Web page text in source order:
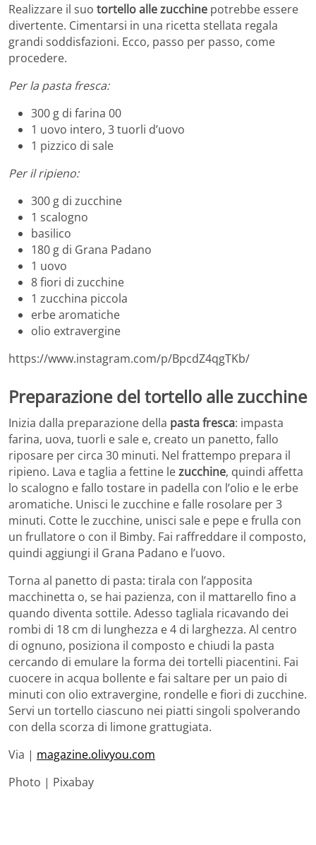
Realizzare il suo tortello alle zucchine potrebbe essere
divertente. Cimentarsi in una ricetta stellata regala
grandi soddisfazioni. Ecco, passo per passo, come
procedere.
Per la pasta fresca:
300 g di farina 00
1 uovo intero, 3 tuorli d’uovo
1 pizzico di sale
Per il ripieno:
300 g di zucchine
1 scalogno
basilico
180 g di Grana Padano
1 uovo
8 fiori di zucchine
1 zucchina piccola
erbe aromatiche
olio extravergine
https://www.instagram.com/p/BpcdZ4qgTKb/
Preparazione del tortello alle zucchine
Inizia dalla preparazione della pasta fresca: impasta
farina, uova, tuorli e sale e, creato un panetto, fallo
riposare per circa 30 minuti. Nel frattempo prepara il
ripieno. Lava e taglia a fettine lezucchine, quindi affetta
lo scalogno e fallo tostare in padella con l’olio e le erbe
aromatiche. Unisci le zucchine e falle rosolare per 3
minuti. Cotte le zucchine, unisci sale e pepe e frulla con
un frullatore o con il Bimby. Fai raffreddare il composto,
quindi aggiungi il Grana Padano e l’uovo.
Torna al panetto di pasta: tirala con l’apposita
macchinetta o, se hai pazienza, con il mattarello fino a
quando diventa sottile. Adesso tagliala ricavando dei
rombi di 18 cm di lunghezza e 4 di larghezza. Al centro
di ognuno, posiziona il composto e chiudi la pasta
cercando di emulare la forma dei tortelli piacentini. Fai
cuocere in acqua bollente e fai saltare per un paio di
minuti con olio extravergine, rondelle e fiori di zucchine.
Servi un tortello ciascuno nei piatti singoli spolverando
con della scorza di limone grattugiata.
Via | magazine.olivyou.com
Photo | Pixabay